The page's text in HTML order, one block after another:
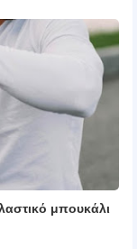
μπουκάλι